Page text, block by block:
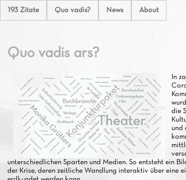
193 Zitate Quo vadis? News About
Quo vadis ars?
In
die
und
unterschiedlichen Sparten und Medien. So entsteht ein
der Krise, deren zeitliche Wandlung interaktiv über eine